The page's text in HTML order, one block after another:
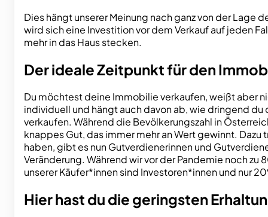
Dies hängt unserer Meinung nach ganz von der
wird sich eine Investition vor dem Verkauf auf jeden
mehr in das Haus stecken.
Der ideale Zeitpunkt für den
Du möchtest deine Immobilie verkaufen, weißt aber
individuell und hängt auch davon ab, wie dringend
verkaufen. Während die Bevölkerungszahl in
knappes Gut, das immer mehr an Wert gewinnt.
haben, gibt es nun Gutverdienerinnen und
Veränderung. Während wir vor der Pandemie noch
unserer Käufer*innen sind Investoren*innen und nur
Hier hast du die geringsten